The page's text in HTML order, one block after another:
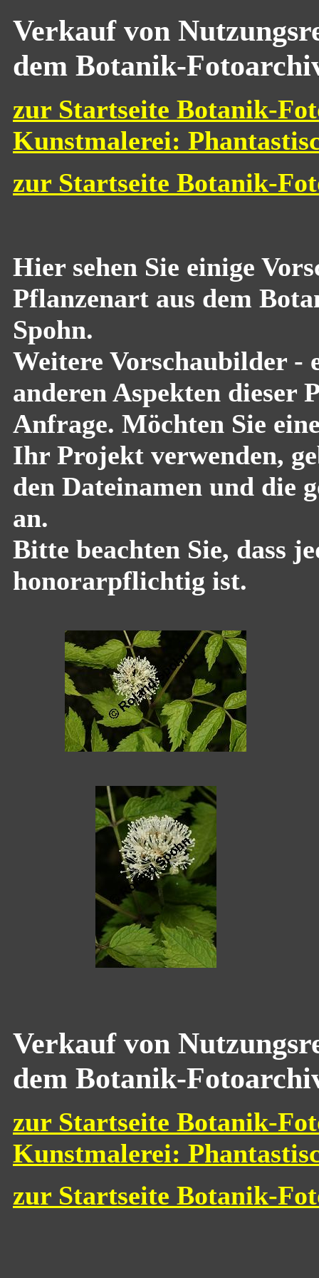
Verkauf von
dem Botanik-
zur Startseite Botanik-
Kunstmalerei:
zur Startseite Botanik-
Hier sehen Sie einige
Pflanzenart aus dem
Spohn.
Weitere Vorschaubilder -
anderen Aspekten dieser
Anfrage. Möchten Sie
Ihr Projekt verwenden,
den Dateinamen und die
an.
Bitte beachten Sie, dass
honorarpflichtig ist.
Verkauf von
dem Botanik-
zur Startseite Botanik-
Kunstmalerei:
zur Startseite Botanik-